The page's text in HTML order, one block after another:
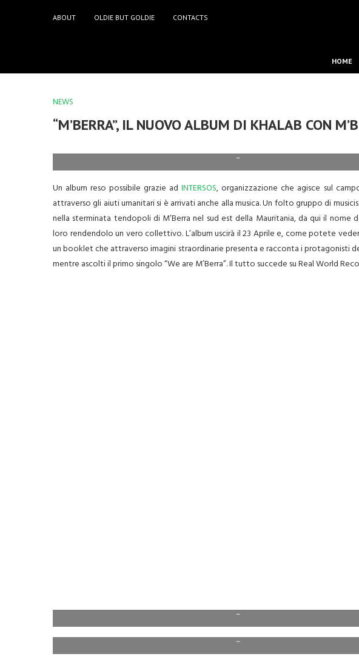
ABOUT OLDIE BUT GOLDIE CONTACTS
HOME
NEWS
“M’BERRA”, IL NUOVO ALBUM DI KHALAB CON
–
Un album reso possibile grazie adINTERSOS, organizzazione che agisce sul
attraverso gli aiuti umanitari si è arrivati anche alla musica. Un folto gruppo di
nella sterminata tendopoli di M’Berra nel sud est della Mauritania, da qui il nome
loro rendendolo un vero collettivo. L’album uscirà il 23 Aprile e, come potete
un booklet che attraverso imagini straordinarie presenta e racconta i protagonisti
mentre ascolti il primo singolo “We are M’Berra”. Il tutto succede su Real World
–
–